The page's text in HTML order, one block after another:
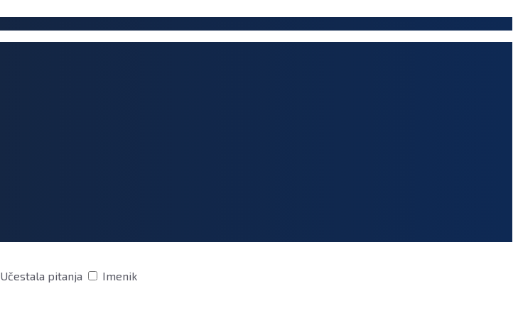
Učestala pitanja Imenik